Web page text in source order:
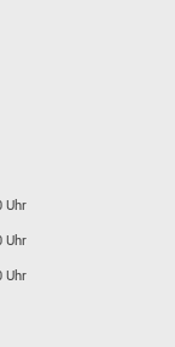
Uhr
Uhr
Uhr